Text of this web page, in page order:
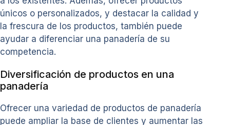
únicos o personalizados, y destacar la calidad y
la frescura de los productos, también puede
ayudar a diferenciar una panadería de su
competencia.
Diversificación de productos en una
panadería
Ofrecer una variedad de productos de panadería
puede ampliar la base de clientes y aumentar las